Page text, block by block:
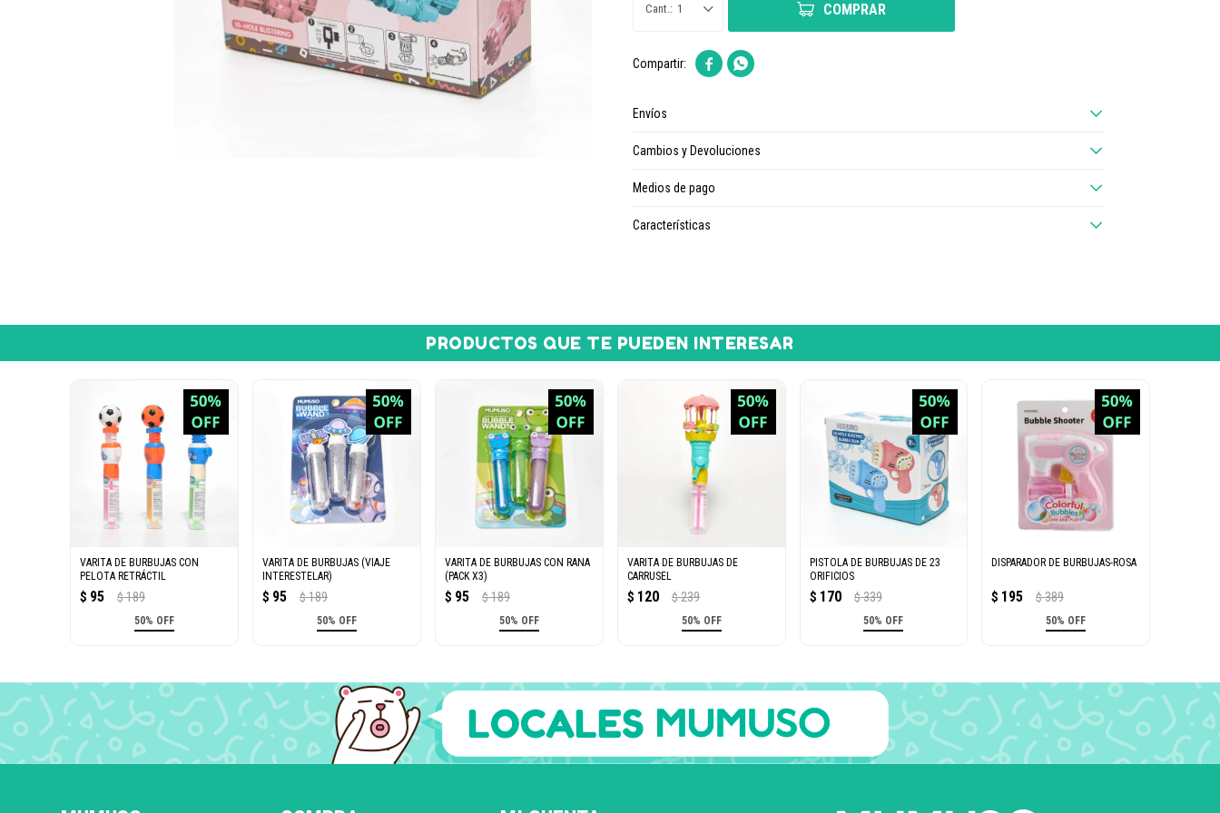
1 COMPRAR
 
Envíos
Cambios y Devoluciones
Medios de pago
Características
PRODUCTOS QUE TE PUEDEN INTERESAR
VARITA DE BURBUJAS CON
PELOTA RETRÁCTIL
$ 95 $ 189
50% OFF
VARITA DE BURBUJAS (VIAJE
INTERESTELAR)
$ 95 $ 189
50% OFF
VARITA DE BURBUJAS CON RANA
(PACK X3)
$ 95 $ 189
50% OFF
VARITA DE BURBUJAS DE
CARRUSEL
$ 120 $ 239
50% OFF
PISTOLA DE BURBUJAS DE 23
ORIFICIOS
$ 170 $ 339
50% OFF
DISPARADOR DE BURBUJAS-ROSA
$ 195 $ 389
50% OFF